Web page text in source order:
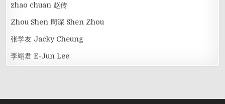
zhao chuan 赵传
Zhou Shen 周深 Shen Zhou
张学友 Jacky Cheung
李翊君 E-Jun Lee